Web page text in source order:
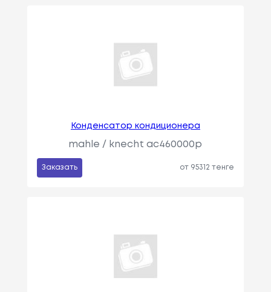
Конденсатор кондиционера
mahle / knecht ac460000p
Заказать от 95312 тенге